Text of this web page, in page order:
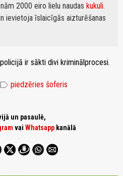
2000 eiro lielu naudas kukuli.
ievietoja īslaicīgās aizturēšanas
ir sākti divi kriminālprocesi.
label piedzēries šoferis
un pasaulē,
vai Whatsapp kanālā